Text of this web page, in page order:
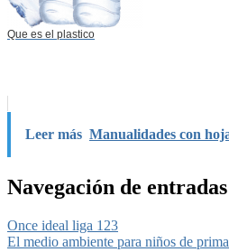
Que es el plastico
Leer más Manualidades con
Navegación de entradas
Once ideal liga 123
El medio ambiente para niños de